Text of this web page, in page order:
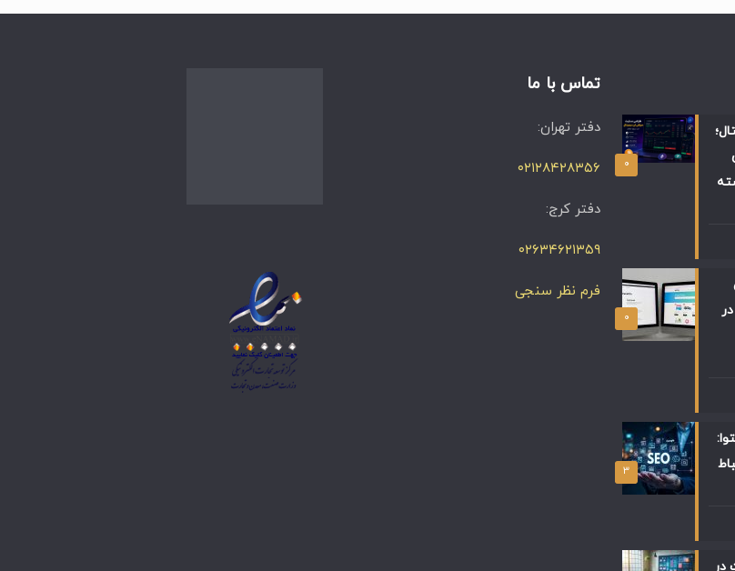
۰
۰
۳
در
تماس با ما
دفتر تهران:
۰۲۱۲۸۴۲۸۳۵۶
دفتر کرج:
۰۲۶۳۴۶۲۱۳۵۹
فرم نظر سنجی